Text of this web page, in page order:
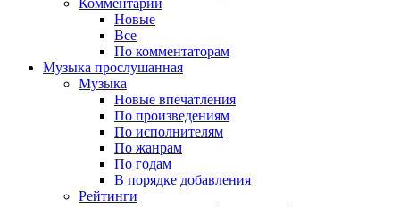
Новые
Все
По комментаторам
Музыка прослушанная
Музыка
Новые впечатления
По произведениям
По исполнителям
По жанрам
По годам
В порядке добавления
Рейтинги